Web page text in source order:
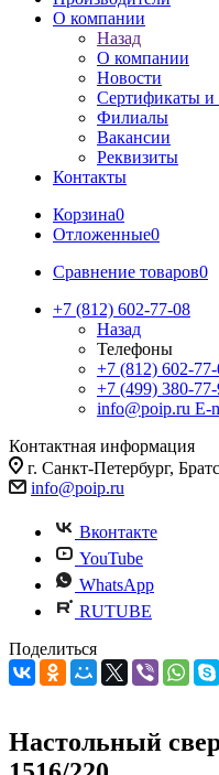
О компании
Назад
О компании
Новости
Сертификаты и
Филиалы
Вакансии
Реквизиты
Контакты
Корзина0
Отложенные0
Сравнение товаров0
+7 (812) 602-77-08
Назад
Телефоны
+7 (812) 602-
+7 (499) 380-
info@poip.ru E-
Контактная информация
г. Санкт-Петербург,
info@poip.ru
Вконтакте
YouTube
WhatsApp
RUTUBE
Поделиться
Настольный